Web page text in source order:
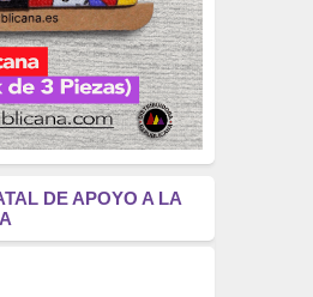
DE APOYO A LA